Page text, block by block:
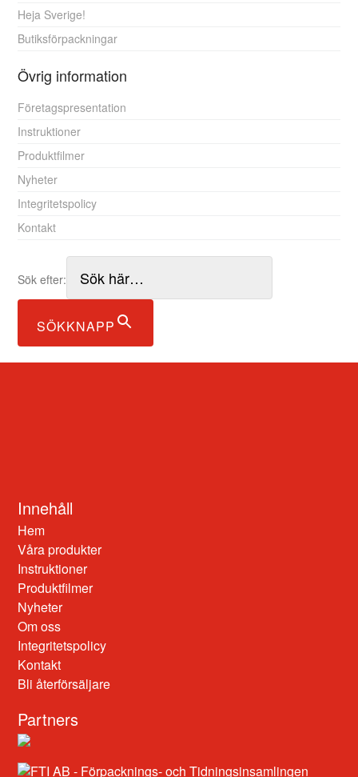
Heja Sverige!
Butiksförpackningar
Övrig information
Företagspresentation
Instruktioner
Produktfilmer
Nyheter
Integritetspolicy
Kontakt
Sök efter:
SÖKKNAPP
Innehåll
Hem
Våra produkter
Instruktioner
Produktfilmer
Nyheter
Om oss
Integritetspolicy
Kontakt
Bli återförsäljare
Partners